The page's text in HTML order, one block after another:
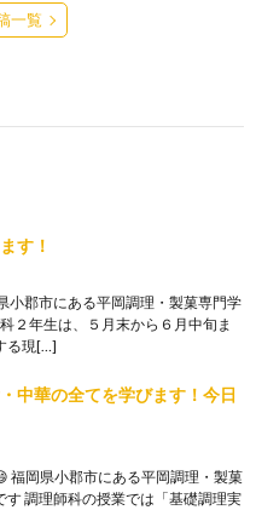
一覧
す！
小郡市にある平岡調理・製菓専門学
年生は、５月末から６月中旬ま
る現[…]
中華の全てを学びます！今日
福岡県小郡市にある平岡調理・製菓
調理師科の授業では「基礎調理実